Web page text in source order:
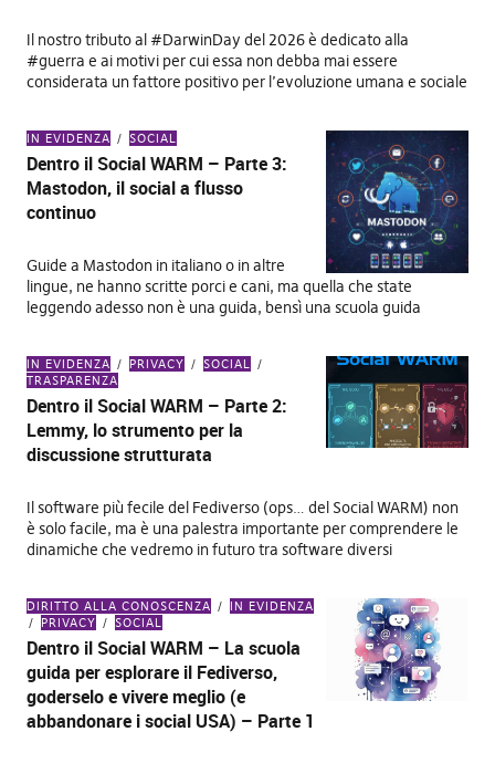
Il nostro tributo al #DarwinDay del 2026 è dedicato alla
#guerra e ai motivi per cui essa non debba mai essere
considerata un fattore positivo per l’evoluzione umana e sociale
IN EVIDENZA SOCIAL
Dentro il Social WARM – Parte 3:
Mastodon, il social a flusso
continuo
Guide a Mastodon in italiano o in altre
lingue, ne hanno scritte porci e cani, ma quella che state
leggendo adesso non è una guida, bensì una scuola guida
IN EVIDENZA PRIVACY
SOCIAL
TRASPARENZA
Dentro il Social WARM – Parte 2:
Lemmy, lo strumento per la
discussione strutturata
Il software più fecile del Fediverso (ops… del Social WARM) non
è solo facile, ma è una palestra importante per comprendere le
dinamiche che vedremo in futuro tra software diversi
DIRITTO ALLA CONOSCENZA
IN EVIDENZA
PRIVACY
SOCIAL
Dentro il Social WARM – La scuola
guida per esplorare il Fediverso,
goderselo e vivere meglio (e
abbandonare i social USA) – Parte 1